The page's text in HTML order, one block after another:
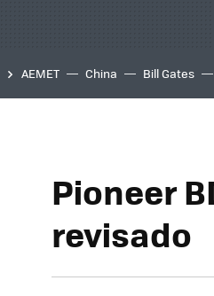
AEMET China Bill Gates
Pioneer
revisado